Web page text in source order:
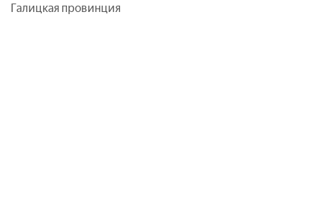
Галицкая провинция